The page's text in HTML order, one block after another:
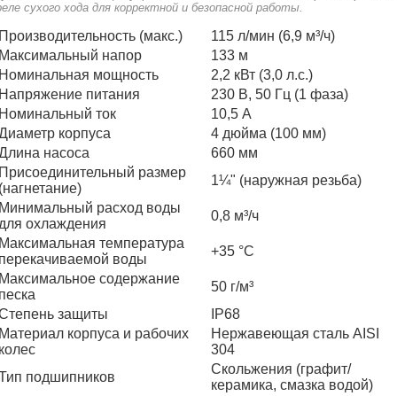
сухого хода для корректной и безопасной работы.
(макс.)
115 л/мин (6,9 м³/ч)
напор
133 м
мощность
2,2 кВт (3,0 л.с.)
питания
230 В, 50 Гц (1 фаза)
ток
10,5 А
корпуса
4 дюйма (100 мм)
насоса
660 мм
размер
1¼" (наружная резьба)
расход воды
охлаждения
0,8 м³/ч
температура
воды
+35 °C
содержание
50 г/м³
защиты
IP68
корпуса и рабочих
Нержавеющая сталь AISI
304
подшипников
Скольжения (графит/
керамика, смазка водой)